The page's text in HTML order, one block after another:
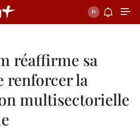
réaffirme sa
renforcer la
multisectorielle